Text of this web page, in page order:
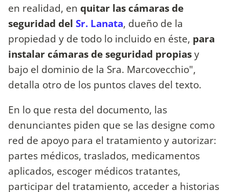
en realidad, en quitar las cámaras de
seguridad del Sr. Lanata, dueño de la
propiedad y de todo lo incluido en éste, para
instalar cámaras de seguridad propiasy
bajo el dominio de la Sra. Marcovecchio",
detalla otro de los puntos claves del texto.
En lo que resta del documento, las
denunciantes piden que se las designe como
red de apoyo para el tratamiento y autorizar:
partes médicos, traslados, medicamentos
aplicados, escoger médicos tratantes,
participar del tratamiento, acceder a historias